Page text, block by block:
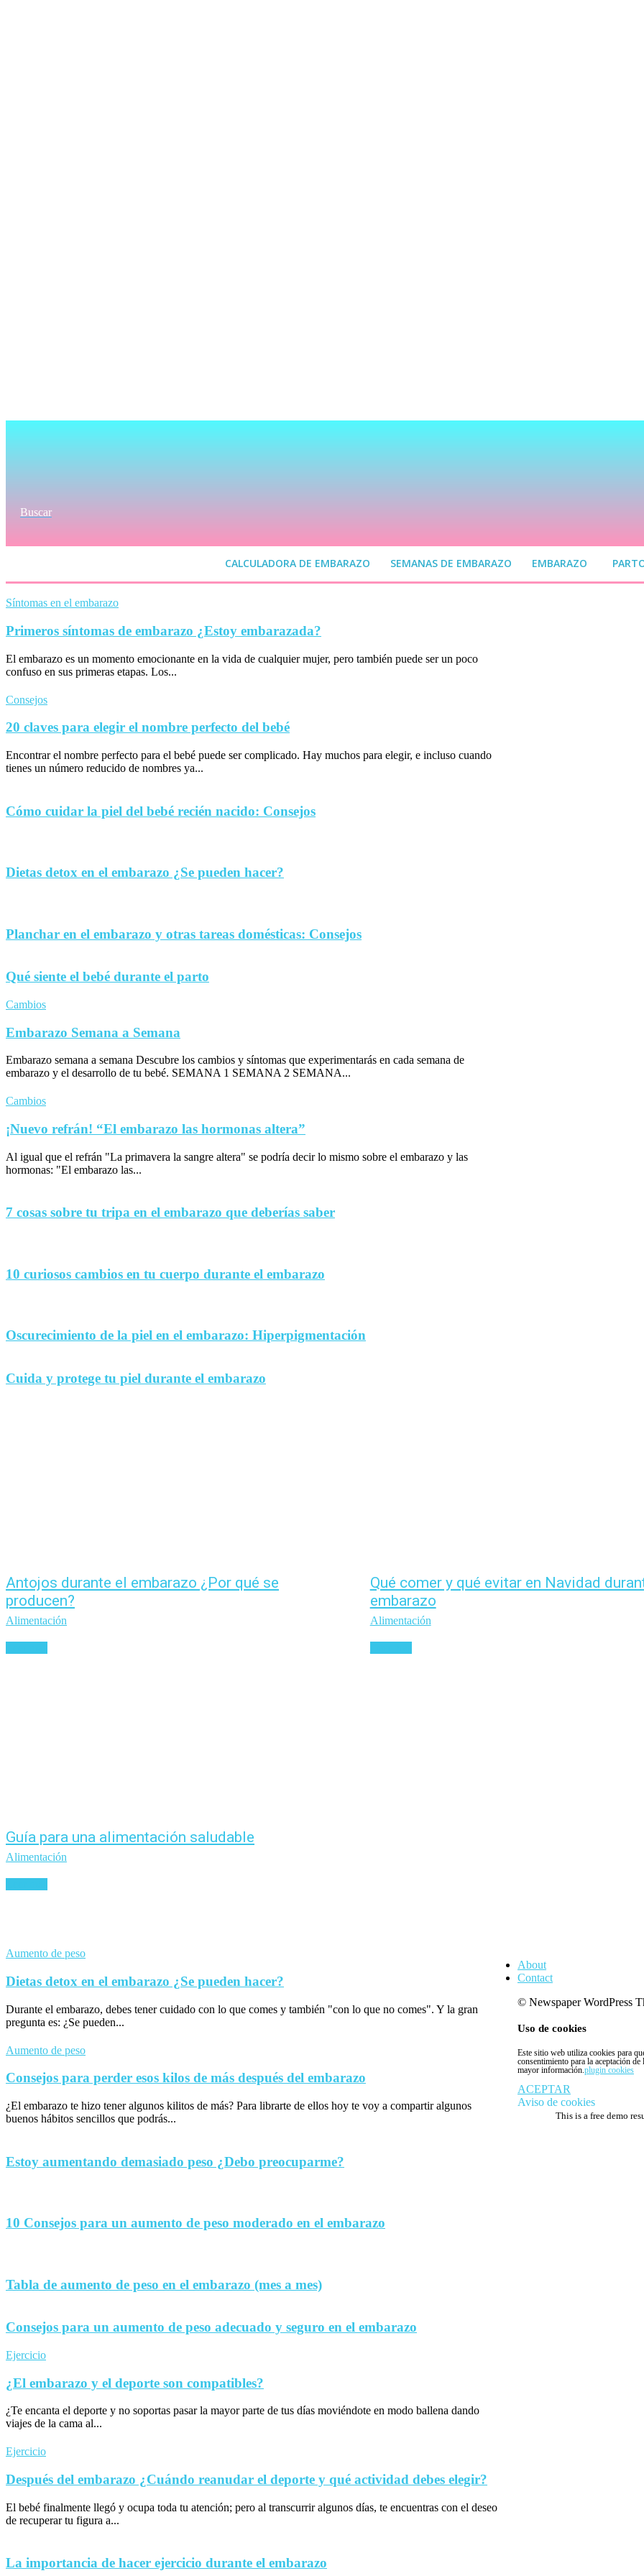
Buscar
CALCULADORA DE EMBARAZO SEMANAS DE EMBARAZO EMBARAZO
Síntomas en el embarazo
Primeros síntomas de embarazo ¿Estoy embarazada?
El embarazo es un momento emocionante en la vida de cualquier mujer, pero también puede ser un poco
confuso en sus primeras etapas. Los...
Consejos
20 claves para elegir el nombre perfecto del bebé
Encontrar el nombre perfecto para el bebé puede ser complicado. Hay muchos para elegir, e incluso cuando
tienes un número reducido de nombres ya...
Cómo cuidar la piel del bebé recién nacido: Consejos
Dietas detox en el embarazo ¿Se pueden hacer?
Planchar en el embarazo y otras tareas domésticas: Consejos
Qué siente el bebé durante el parto
Cambios
Embarazo Semana a Semana
Embarazo semana a semana Descubre los cambios y síntomas que experimentarás en cada semana de
embarazo y el desarrollo de tu bebé. SEMANA 1 SEMANA 2 SEMANA...
Cambios
¡Nuevo refrán! “El embarazo las hormonas altera”
Al igual que el refrán "La primavera la sangre altera" se podría decir lo mismo sobre el embarazo y las
hormonas: "El embarazo las...
7 cosas sobre tu tripa en el embarazo que deberías saber
10 curiosos cambios en tu cuerpo durante el embarazo
Oscurecimiento de la piel en el embarazo: Hiperpigmentación
Cuida y protege tu piel durante el embarazo
Antojos durante el embarazo ¿Por qué se
producen?
Alimentación
Qué comer y qué evitar en Navidad
embarazo
Alimentación
Guía para una alimentación saludable
Alimentación
Aumento de peso
Dietas detox en el embarazo ¿Se pueden hacer?
Durante el embarazo, debes tener cuidado con lo que comes y también "con lo que no comes". Y la gran
pregunta es: ¿Se pueden...
Aumento de peso
Consejos para perder esos kilos de más después del embarazo
¿El embarazo te hizo tener algunos kilitos de más? Para librarte de ellos hoy te voy a compartir algunos
buenos hábitos sencillos que podrás...
Estoy aumentando demasiado peso ¿Debo preocuparme?
10 Consejos para un aumento de peso moderado en el embarazo
Tabla de aumento de peso en el embarazo (mes a mes)
Consejos para un aumento de peso adecuado y seguro en el embarazo
Ejercicio
¿El embarazo y el deporte son compatibles?
¿Te encanta el deporte y no soportas pasar la mayor parte de tus días moviéndote en modo ballena dando
viajes de la cama al...
Ejercicio
Después del embarazo ¿Cuándo reanudar el deporte y qué actividad debes elegir?
El bebé finalmente llegó y ocupa toda tu atención; pero al transcurrir algunos días, te encuentras con el deseo
de recuperar tu figura a...
La importancia de hacer ejercicio durante el embarazo
About
Contact
© Newspaper WordPress
Uso de cookies
Este sitio web utiliza cookies para
consentimiento para la aceptación
mayor información.plugin cookies
ACEPTAR
Aviso de cookies
This is a free demo